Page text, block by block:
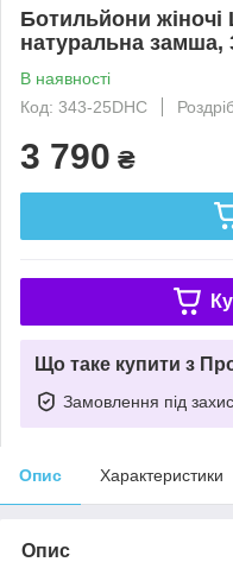
Ботильйони жіночі
натуральна замша,
В наявності
Код: 343-25DHC
3 790 ₴
Що таке купити з
Замовлення під
Опис Характеристики
Опис